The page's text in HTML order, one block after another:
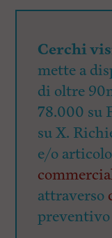
Cerchi
mette a
di oltre
78.000 su
su X.
e/o
attraverso
preventivo